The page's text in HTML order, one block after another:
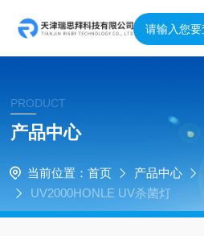
PRODUCT
产品中心
当前位置： 首页 产品中心
UV2000HONLE UV杀菌灯